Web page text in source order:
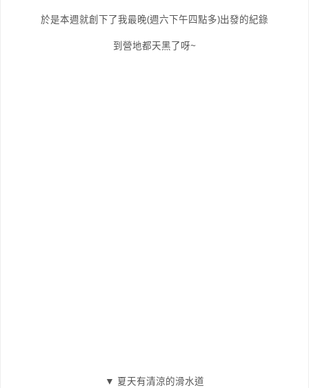
於是本週就創下了我最晚(週六下午四點多)出發的紀錄
到營地都天黑了呀~
▼ 夏天有清涼的滑水道